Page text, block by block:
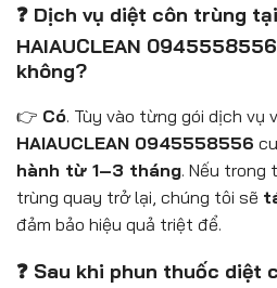
❓ Dịch vụ diệt côn trùng
HAIAUCLEAN
không?
👉 Có. Tùy vào từng gói dịch vụ
HAIAUCLEAN 0945558556
hành từ 1–3 tháng. Nếu trong
trùng quay trở lại, chúng tôi sẽ
đảm bảo hiệu quả triệt để.
❓ Sau khi phun thuốc